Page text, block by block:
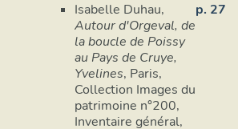
Isabelle Duhau,
Autour d'Orgeval, de
la boucle de Poissy
au Pays de Cruye,
Yvelines, Paris,
Collection Images du
patrimoine n°200,
Inventaire général,
p. 27